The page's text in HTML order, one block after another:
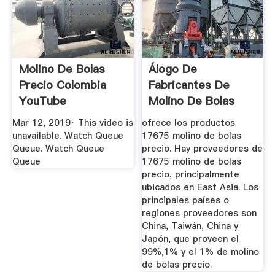
Molino De Bolas
Precio Colombia
YouTube
Mar 12, 2019· This video is
unavailable. Watch Queue
Queue. Watch Queue
Queue
Álogo De
Fabricantes De
Molino De Bolas
Precio De Alta ...
ofrece los productos
17675 molino de bolas
precio. Hay proveedores de
17675 molino de bolas
precio, principalmente
ubicados en East Asia. Los
principales países o
regiones proveedores son
China, Taiwán, China y
Japón, que proveen el
99%,1% y el 1% de molino
de bolas precio.